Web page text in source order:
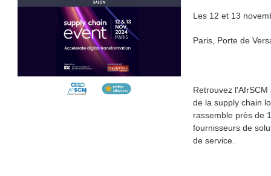
Les 12 et 13
Paris, Porte de
Retrouvez
de la supply chain
rassemble près de
fournisseurs de
de service.